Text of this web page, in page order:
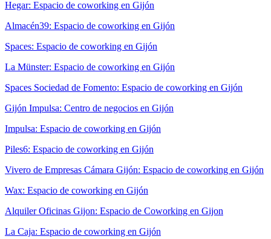
Hegar: Espacio de coworking en Gijón
Almacén39: Espacio de coworking en Gijón
Spaces: Espacio de coworking en Gijón
La Münster: Espacio de coworking en Gijón
Spaces Sociedad de Fomento: Espacio de coworking en Gijón
Gijón Impulsa: Centro de negocios en Gijón
Impulsa: Espacio de coworking en Gijón
Piles6: Espacio de coworking en Gijón
Vivero de Empresas Cámara Gijón: Espacio de coworking en Gijón
Wax: Espacio de coworking en Gijón
Alquiler Oficinas Gijon: Espacio de Coworking en Gijon
La Caja: Espacio de coworking en Gijón